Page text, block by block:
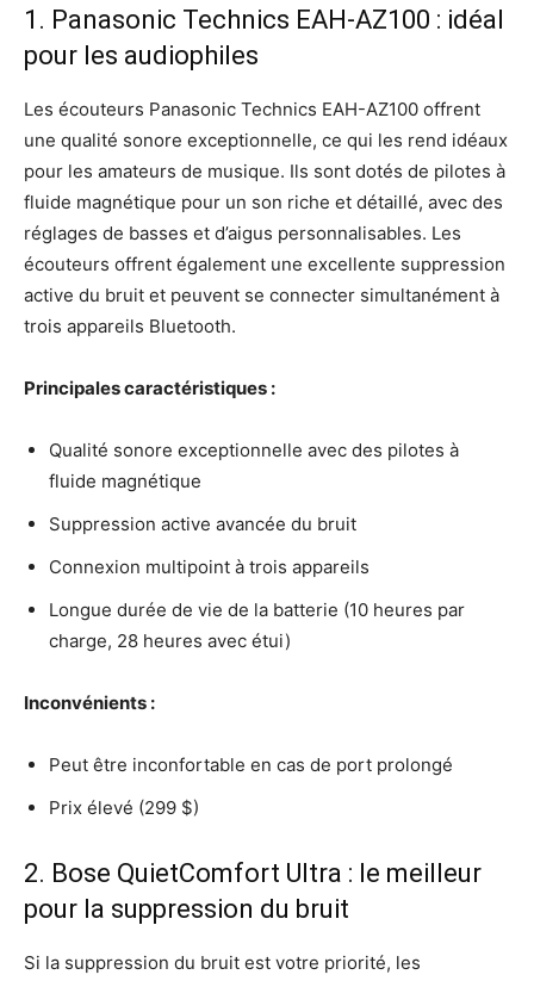
1. Panasonic Technics EAH-AZ100 : idéal
pour les audiophiles
Les écouteurs Panasonic Technics EAH-AZ100 offrent
une qualité sonore exceptionnelle, ce qui les rend idéaux
pour les amateurs de musique. Ils sont dotés de pilotes à
fluide magnétique pour un son riche et détaillé, avec des
réglages de basses et d’aigus personnalisables. Les
écouteurs offrent également une excellente suppression
active du bruit et peuvent se connecter simultanément à
trois appareils Bluetooth.
Principales caractéristiques :
Qualité sonore exceptionnelle avec des pilotes à
fluide magnétique
Suppression active avancée du bruit
Connexion multipoint à trois appareils
Longue durée de vie de la batterie (10 heures par
charge, 28 heures avec étui)
Inconvénients :
Peut être inconfortable en cas de port prolongé
Prix élevé (299 $)
2. Bose QuietComfort Ultra : le meilleur
pour la suppression du bruit
Si la suppression du bruit est votre priorité, les